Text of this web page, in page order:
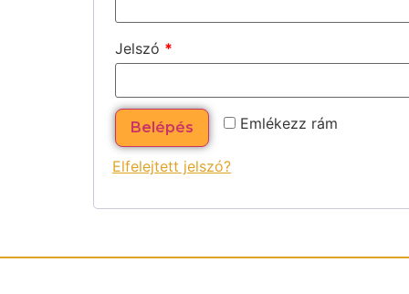
Jelszó *
Emlékezz rám
Belépés
Elfelejtett jelszó?